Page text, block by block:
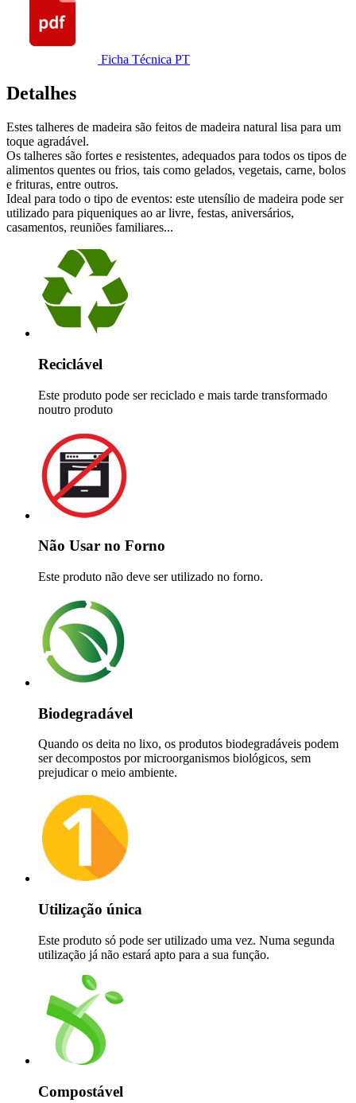
Ficha Técnica PT
Detalhes
Estes talheres de madeira são feitos de madeira natural lisa para um
toque agradável.
Os talheres são fortes e resistentes, adequados para todos os tipos de
alimentos quentes ou frios, tais como gelados, vegetais, carne, bolos
e frituras, entre outros.
Ideal para todo o tipo de eventos: este utensílio de madeira pode ser
utilizado para piqueniques ao ar livre, festas, aniversários,
casamentos, reuniões familiares...
Reciclável
Este produto pode ser reciclado e mais tarde transformado
noutro produto
Não Usar no Forno
Este produto não deve ser utilizado no forno.
Biodegradável
Quando os deita no lixo, os produtos biodegradáveis podem
ser decompostos por microorganismos biológicos, sem
prejudicar o meio ambiente.
Utilização única
Este produto só pode ser utilizado uma vez. Numa segunda
utilização já não estará apto para a sua função.
Compostável